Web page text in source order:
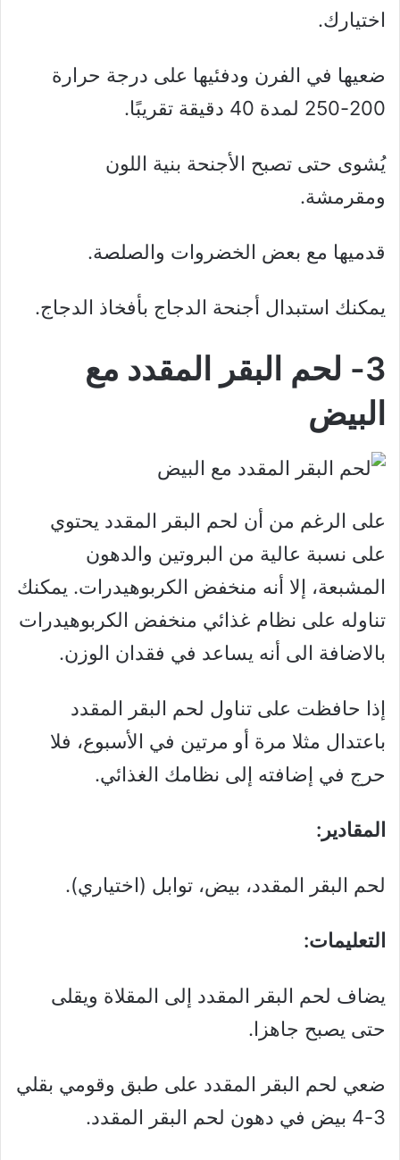
اختيارك.
ضعيها في الفرن ودفئيها على درجة حرارة
200-250 لمدة 40 دقيقة تقريبًا.
يُشوى حتى تصبح الأجنحة بنية اللون
ومقرمشة.
قدميها مع بعض الخضروات والصلصة.
يمكنك استبدال أجنحة الدجاج بأفخاذ الدجاج.
3- لحم البقر المقدد مع
البيض
على الرغم من أن لحم البقر المقدد يحتوي
على نسبة عالية من البروتين والدهون
المشبعة، إلا أنه منخفض الكربوهيدرات. يمكنك
تناوله على نظام غذائي منخفض الكربوهيدرات
بالاضافة الى أنه يساعد في فقدان الوزن.
إذا حافظت على تناول لحم البقر المقدد
باعتدال مثلا مرة أو مرتين في الأسبوع، فلا
حرج في إضافته إلى نظامك الغذائي.
المقادير:
لحم البقر المقدد، بيض، توابل (اختياري).
التعليمات:
يضاف لحم البقر المقدد إلى المقلاة ويقلى
حتى يصبح جاهزا.
ضعي لحم البقر المقدد على طبق وقومي بقلي
3-4 بيض في دهون لحم البقر المقدد.